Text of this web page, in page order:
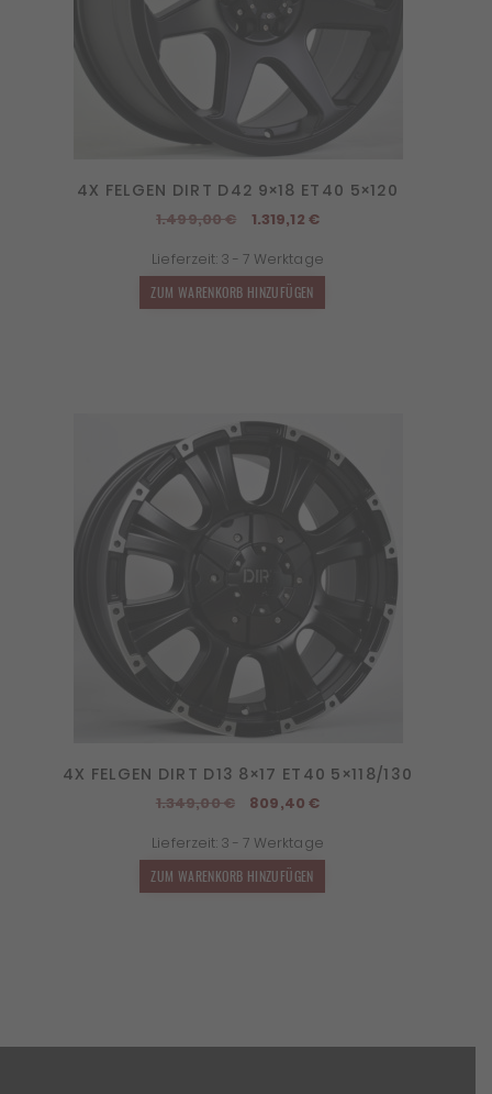
4X FELGEN DIRT D42 9×18 ET40 5×120
1.499,00€
Ursprünglicher
war:
1.499,00 €
1.319,12 €Aktueller
ist:
Lieferzeit: 3 - 7 Werktage
ZUM WARENKORB HINZUFÜGEN
4X FELGEN DIRT D13 8×17 ET40 5×118/130
1.349,00€
Ursprünglicher
war:
1.349,00 €
809,40€Aktueller
ist:
Lieferzeit: 3 - 7 Werktage
ZUM WARENKORB HINZUFÜGEN